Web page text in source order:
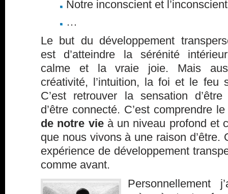
Notre inconscient et
…
Le but du développement
est d’atteindre la sérénité
calme et la vraie joie. Mais
créativité, l’intuition, la foi et le feu
C’est retrouver la sensation d’être
d’être connecté. C’est comprendre le
de notre vieà un niveau profond et
que nous vivons à une raison d’être.
expérience de développement
comme avant.
Personnellement